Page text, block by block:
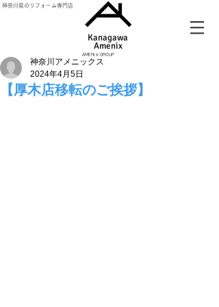
神奈川県のリフォーム専門店
Kanagawa
Amenix​
AMENIX GROUP
【厚木店移転のご挨拶】
神奈川アメニックス
2024年4月5日